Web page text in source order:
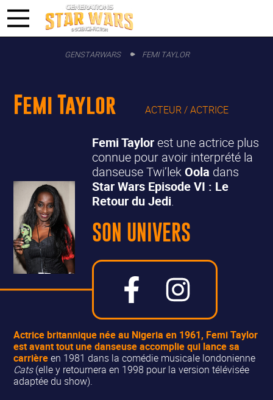
GENSTARWARS FEMI TAYLOR
Femi Taylor ACTEUR / ACTRICE
Femi Taylorest une actrice plus
connue pour avoir interprété la
danseuse Twi’lekOola dans
Star Wars Episode VI : Le
Retour du Jedi.
SON UNIVERS
Actrice britannique née au Nigeria en 1961, Femi Taylor
est avant tout une danseuse accomplie qui lancesa
carrièreen 1981 dans la comédie musicale londonienne
Cats(elle y retournera en 1998 pour la version télévisée
adaptée du show).